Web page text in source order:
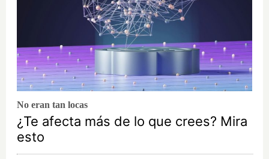
No eran tan locas
¿Te afecta más de lo que crees? Mira
esto